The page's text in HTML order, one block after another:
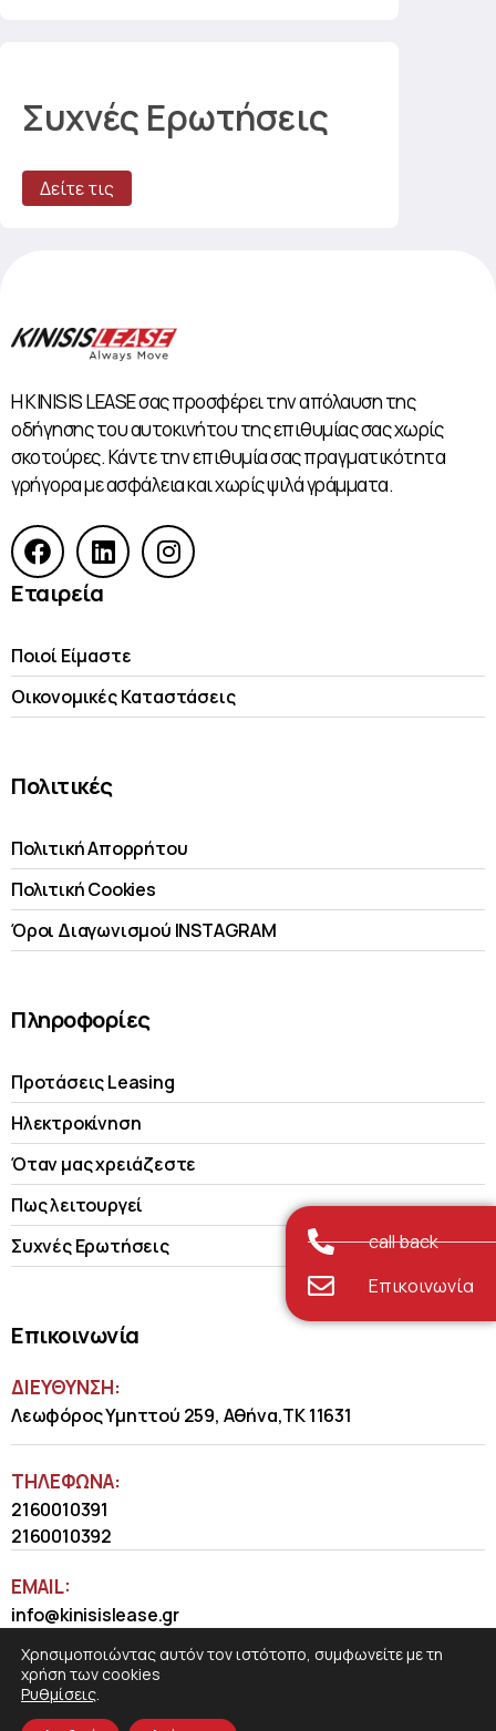
Συχνές Ερωτήσεις
Δείτε τις
Η KINISIS LEASE σας προσφέρει την απόλαυση της
οδήγησης του αυτοκινήτου της επιθυμίας σας χωρίς
σκοτούρες. Κάντε την επιθυμία σας πραγματικότητα
γρήγορα με ασφάλεια και χωρίς ψιλά γράμματα.
Εταιρεία
Ποιοί Είμαστε
Οικονομικές Kαταστάσεις
Πολιτικές
Πολιτική Απορρήτου
Πολιτική Cookies
Όροι Διαγωνισμού INSTAGRAM
Πληροφορίες
Προτάσεις Leasing
Ηλεκτροκίνηση
Όταν μας χρειάζεστε
Πως λειτουργεί
Συχνές Ερωτήσεις
Επικοινωνία
ΔΙΕΥΘΥΝΣΗ:
Λεωφόρος Υμηττού 259, Αθήνα,ΤΚ 11631
ΤΗΛΈΦΩΝΑ:
2160010391
2160010392
EMAIL:
info@kinisislease.gr
call back
Επικοινωνία
Χρησιμοποιώντας αυτόν τον ιστότοπο, συμφωνείτε με τη
χρήση των cookies
Ρυθμίσεις.